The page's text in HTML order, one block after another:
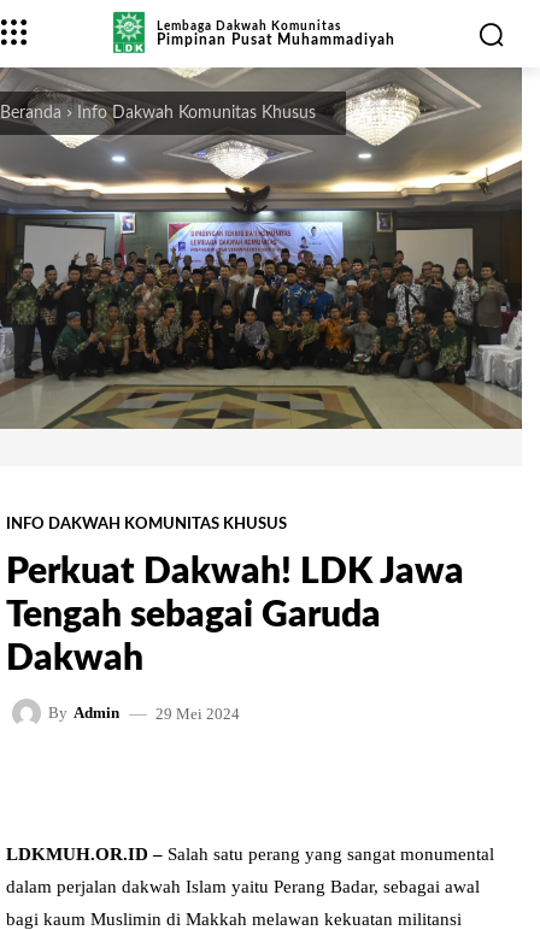
Lembaga Dakwah Komunitas
Pimpinan Pusat Muhammadiyah
Beranda Info Dakwah Komunitas Khusus
INFO DAKWAH KOMUNITAS KHUSUS
Perkuat Dakwah! LDK Jawa
Tengah sebagai Garuda
Dakwah
By Admin 29 Mei 2024
LDKMUH.OR.ID – Salah satu perang yang sangat monumental
dalam perjalan dakwah Islam yaitu Perang Badar, sebagai awal
bagi kaum Muslimin di Makkah melawan kekuatan militansi